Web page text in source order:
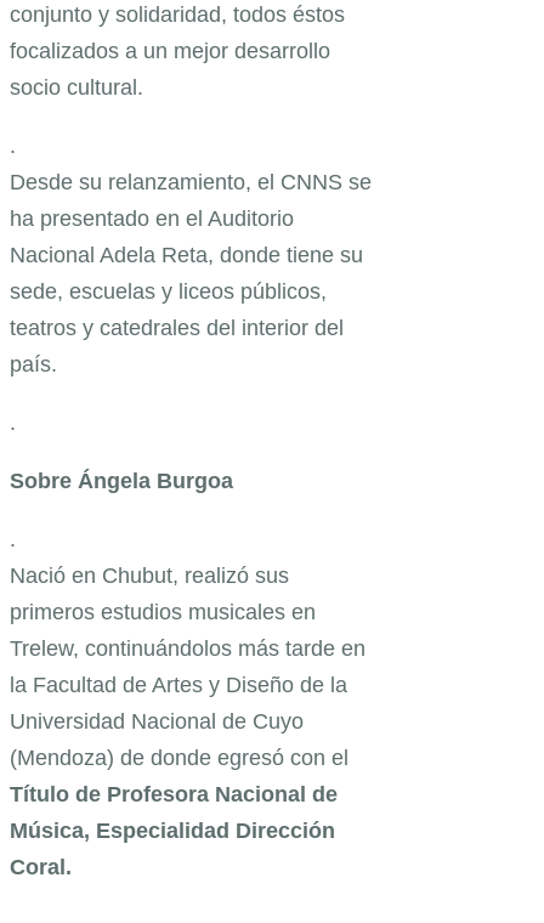
conjunto y solidaridad, todos éstos
focalizados a un mejor desarrollo
socio cultural.
.
Desde su relanzamiento, el CNNS se
ha presentado en el Auditorio
Nacional Adela Reta, donde tiene su
sede, escuelas y liceos públicos,
teatros y catedrales del interior del
país.
.
Sobre Ángela Burgoa
.
Nació en Chubut, realizó sus
primeros estudios musicales en
Trelew, continuándolos más tarde en
la Facultad de Artes y Diseño de la
Universidad Nacional de Cuyo
(Mendoza) de donde egresó con el
Título de Profesora Nacional de
Música, Especialidad Dirección
Coral.